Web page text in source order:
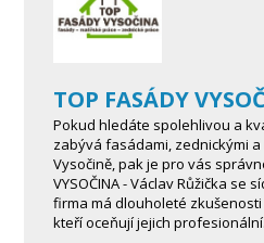
TOP FASÁDY
Pokud hledáte spolehlivou a
zabývá fasádami, zednickými
Vysočině, pak je pro vás
VYSOČINA - Václav Růžička se
firma má dlouholeté
kteří oceňují jejich